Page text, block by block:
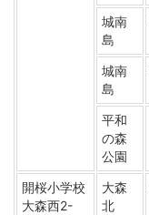
城南
島
城南
島
平和
の森
公園
開桜小学校
大森西2-
大森
北